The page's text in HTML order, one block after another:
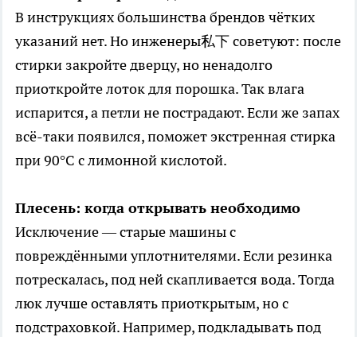
В инструкциях большинства брендов чётких
указаний нет. Но инженеры私下 советуют: после
стирки закройте дверцу, но ненадолго
приоткройте лоток для порошка. Так влага
испарится, а петли не пострадают. Если же запах
всё-таки появился, поможет экстренная стирка
при 90°C с лимонной кислотой.
Плесень: когда открывать необходимо
Исключение — старые машины с
повреждёнными уплотнителями. Если резинка
потрескалась, под ней скапливается вода. Тогда
люк лучше оставлять приоткрытым, но с
подстраховкой. Например, подкладывать под